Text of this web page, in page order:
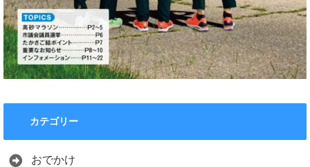
カテゴリー
おでかけ